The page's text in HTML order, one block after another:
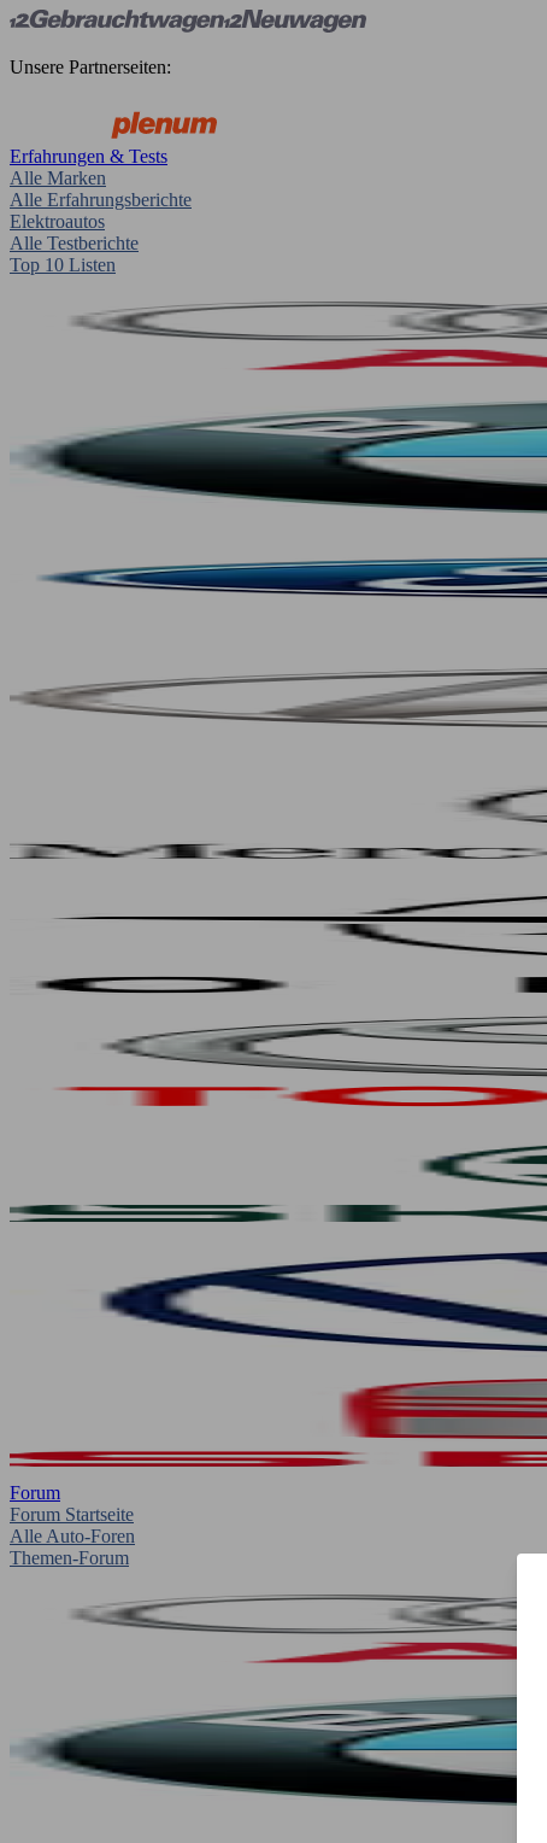
Unsere Partnerseiten:
Erfahrungen & Tests
Alle Marken
Alle Erfahrungsberichte
Elektroautos
Alle Testberichte
Top 10 Listen
Forum
Forum Startseite
Alle Auto-Foren
Themen-Forum